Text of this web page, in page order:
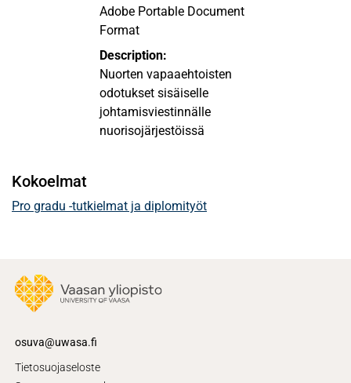
Adobe Portable Document
Format
Description:
Nuorten vapaaehtoisten
odotukset sisäiselle
johtamisviestinnälle
nuorisojärjestöissä
Kokoelmat
Pro gradu -tutkielmat ja diplomityöt
osuva@uwasa.fi
Tietosuojaseloste